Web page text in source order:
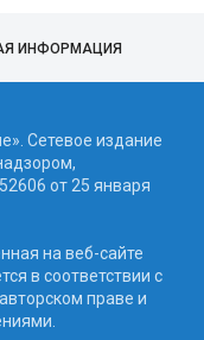
ИНФОРМАЦИЯ
Сетевое издание
от 25 января
на веб-сайте
в соответствии с
праве и